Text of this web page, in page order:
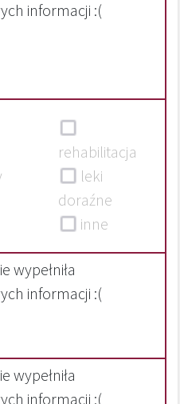
informacji :(
rehabilitacja
leki
doraźne
inne
wypełniła
informacji :(
wypełniła
informacji :(